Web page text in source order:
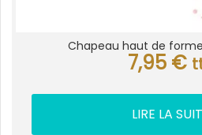
Chapeau haut de
7,95 €
LIRE LA